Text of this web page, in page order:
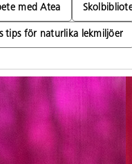
med Atea
tips för naturlika lekmiljöer